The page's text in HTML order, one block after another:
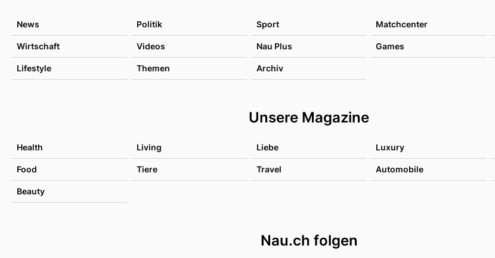
News Politik Sport Matchcenter
Wirtschaft Videos Nau Plus Games
Lifestyle Themen Archiv
Unsere Magazine
Health Living Liebe Luxury
Food Tiere Travel Automobile
Beauty
Nau.ch folgen